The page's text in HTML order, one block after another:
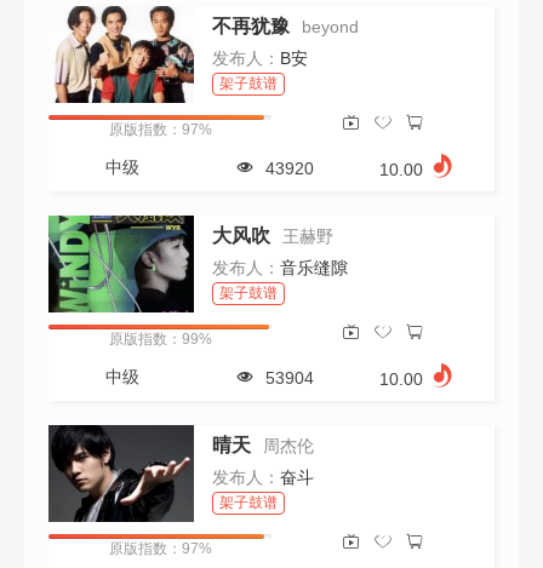
不再犹豫
beyond
发布人： B安
架子鼓谱
原版指数：97%
中级 43920 10.00
大风吹
王赫野
发布人： 音乐缝隙
架子鼓谱
原版指数：99%
中级 53904 10.00
晴天
周杰伦
发布人： 奋斗
架子鼓谱
原版指数：97%